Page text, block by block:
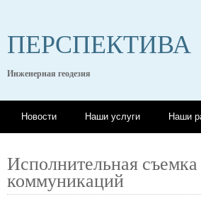
ПЕРСПЕКТИВА
Инженерная геодезия
Новости Наши услуги Наши
Исполнительная
коммуникаций